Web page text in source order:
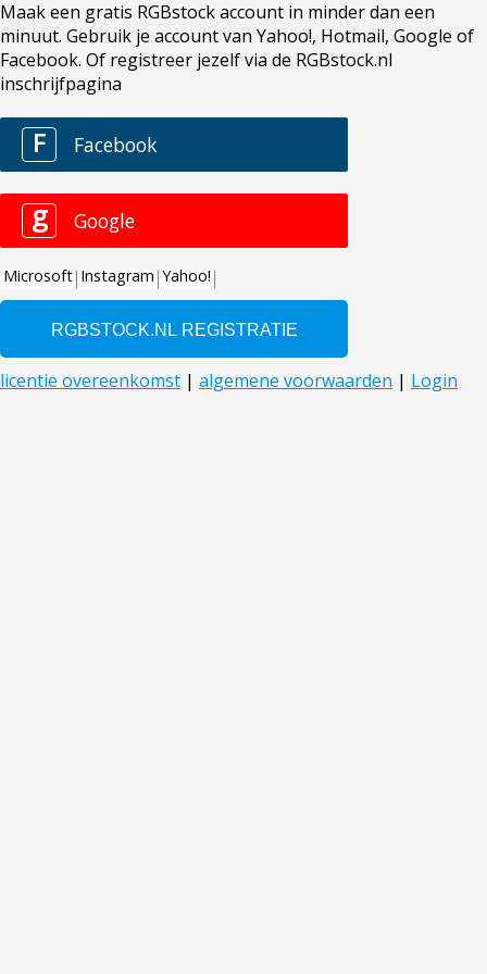
Maak een gratis RGBstock account in minder dan een
minuut. Gebruik je account van Yahoo!, Hotmail, Google of
Facebook. Of registreer jezelf via de RGBstock.nl
inschrijfpagina
F Facebook
g Google
Microsoft Instagram Yahoo!
licentie overeenkomst | algemene voorwaarden | Login